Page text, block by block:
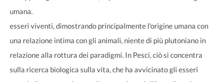
umana.
esseri viventi, dimostrando principalmente l'origine umana con
una relazione intima con gli animali, niente di più plutoniano in
relazione alla rottura dei paradigmi. In Pesci, ciò si concentra
sulla ricerca biologica sulla vita, che ha avvicinato gli esseri